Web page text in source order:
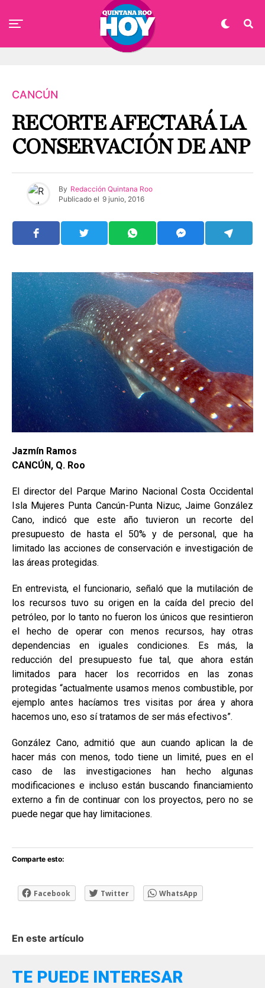
CANCÚN
RECORTE AFECTARÁ LA
CONSERVACIÓN DE ANP
By Redacción Quintana Roo
Publicado el 9 junio, 2016
Jazmín Ramos
CANCÚN, Q. Roo
El director del Parque Marino Nacional Costa Occidental
Isla Mujeres Punta Cancún-Punta Nizuc, Jaime González
Cano, indicó que este año tuvieron un recorte del
presupuesto de hasta el 50% y de personal, que ha
limitado las acciones de conservación e investigación de
las áreas protegidas.
En entrevista, el funcionario, señaló que la mutilación de
los recursos tuvo su origen en la caída del precio del
petróleo, por lo tanto no fueron los únicos que resintieron
el hecho de operar con menos recursos, hay otras
dependencias en iguales condiciones. Es más, la
reducción del presupuesto fue tal, que ahora están
limitados para hacer los recorridos en las zonas
protegidas “actualmente usamos menos combustible, por
ejemplo antes hacíamos tres visitas por área y ahora
hacemos uno, eso sí tratamos de ser más efectivos”.
González Cano, admitió que aun cuando aplican la de
hacer más con menos, todo tiene un limité, pues en el
caso de las investigaciones han hecho algunas
modificaciones e incluso están buscando financiamiento
externo a fin de continuar con los proyectos, pero no se
puede negar que hay limitaciones.
Comparte esto:
Facebook Twitter WhatsApp
En este artículo
TE PUEDE INTERESAR